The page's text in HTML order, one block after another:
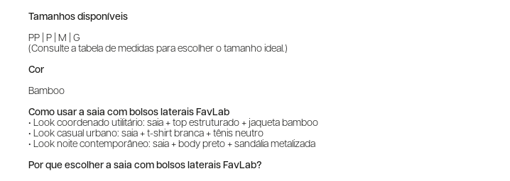
Tamanhos disponíveis
PP | P | M | G
(Consulte a tabela de medidas para escolher o tamanho ideal.)
Cor
Bamboo
Como usar a saia com bolsos laterais FavLab
• Look coordenado utilitário: saia + top estruturado + jaqueta bamboo
• Look casual urbano: saia + t-shirt branca + tênis neutro
• Look noite contemporâneo: saia + body preto + sandália metalizada
Por que escolher a saia com bolsos laterais FavLab?